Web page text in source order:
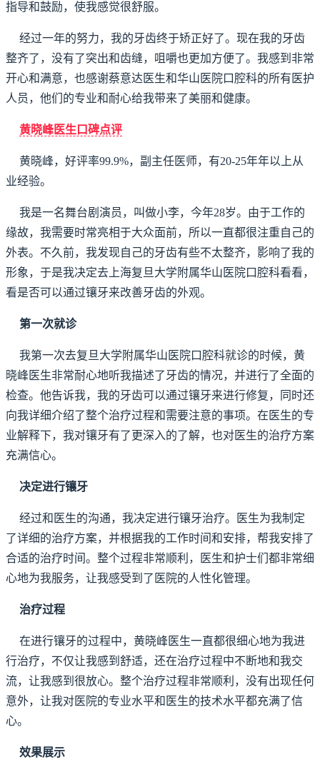
指导和鼓励，使我感觉很舒服。
经过一年的努力，我的牙齿终于矫正好了。现在我的牙齿
整齐了，没有了突出和齿缝，咀嚼也更加方便了。我感到非常
开心和满意，也感谢蔡意达医生和华山医院口腔科的所有医护
人员，他们的专业和耐心给我带来了美丽和健康。
黄晓峰医生口碑点评
黄晓峰，好评率99.9%，副主任医师，有20-25年年以上从
业经验。
我是一名舞台剧演员，叫做小李，今年28岁。由于工作的
缘故，我需要时常亮相于大众面前，所以一直都很注重自己的
外表。不久前，我发现自己的牙齿有些不太整齐，影响了我的
形象，于是我决定去上海复旦大学附属华山医院口腔科看看，
看是否可以通过镶牙来改善牙齿的外观。
第一次就诊
我第一次去复旦大学附属华山医院口腔科就诊的时候，黄
晓峰医生非常耐心地听我描述了牙齿的情况，并进行了全面的
检查。他告诉我，我的牙齿可以通过镶牙来进行修复，同时还
向我详细介绍了整个治疗过程和需要注意的事项。在医生的专
业解释下，我对镶牙有了更深入的了解，也对医生的治疗方案
充满信心。
决定进行镶牙
经过和医生的沟通，我决定进行镶牙治疗。医生为我制定
了详细的治疗方案，并根据我的工作时间和安排，帮我安排了
合适的治疗时间。整个过程非常顺利，医生和护士们都非常细
心地为我服务，让我感受到了医院的人性化管理。
治疗过程
在进行镶牙的过程中，黄晓峰医生一直都很细心地为我进
行治疗，不仅让我感到舒适，还在治疗过程中不断地和我交
流，让我感到很放心。整个治疗过程非常顺利，没有出现任何
意外，让我对医院的专业水平和医生的技术水平都充满了信
心。
效果展示